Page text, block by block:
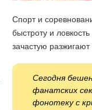
Спорт и
быстроту и
зачастую
Сегодня
фанатских
фонотеку с